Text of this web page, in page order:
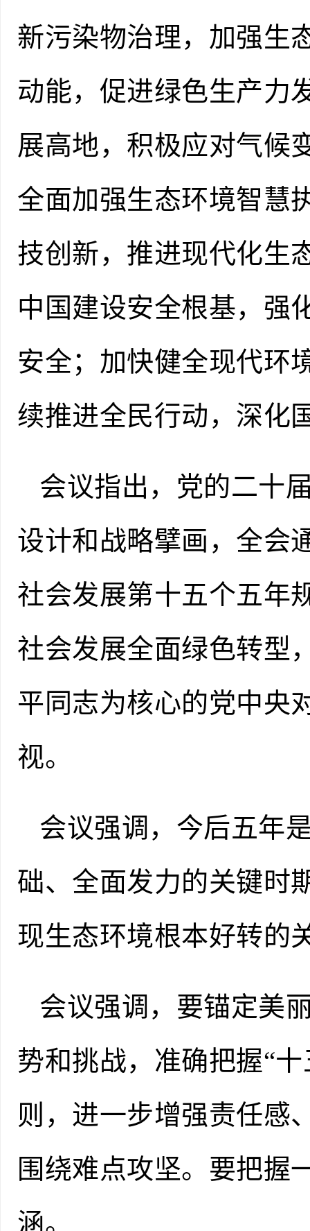
新污染物治理，加强生
动能，促进绿色生产力
展高地，积极应对气候
全面加强生态环境智慧
技创新，推进现代化生
中国建设安全根基，强
安全；加快健全现代环
续推进全民行动，深化
会议指出，党的二十
设计和战略擘画，全会
社会发展第十五个五年
社会发展全面绿色转型
平同志为核心的党中央
视。
会议强调，今后五年
础、全面发力的关键时
现生态环境根本好转的
会议强调，要锚定美
势和挑战，准确把握“
则，进一步增强责任感
围绕难点攻坚。要把握
涵。